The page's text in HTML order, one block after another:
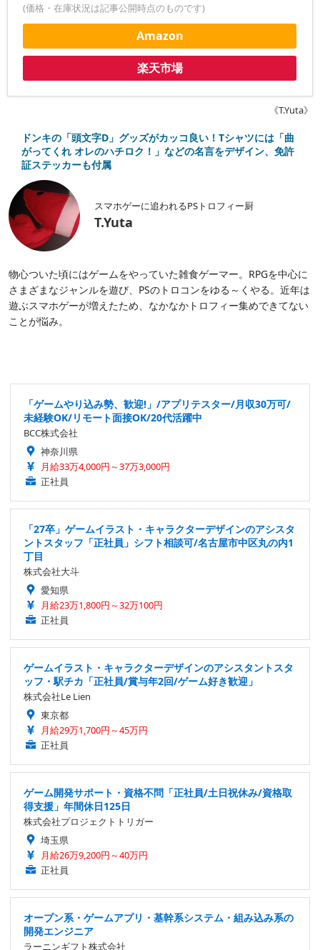
(価格・在庫状況は記事公開時点のものです)
Amazon
楽天市場
《T.Yuta》
ドンキの「頭文字D」グッズがカッコ良い！Tシャツには「曲
がってくれ オレのハチロク！」などの名言をデザイン、免許
証ステッカーも付属
スマホゲーに追われるPSトロフィー厨
T.Yuta
物心ついた頃にはゲームをやっていた雑食ゲーマー。RPGを中心に
さまざまなジャンルを遊び、PSのトロコンをゆる～くやる。近年は
遊ぶスマホゲーが増えたため、なかなかトロフィー集めできてない
ことが悩み。
「ゲームやり込み勢、歓迎!」/アプリテスター/月収30万可/
未経験OK/リモート面接OK/20代活躍中
BCC株式会社
神奈川県
月給33万4,000円～37万3,000円
正社員
「27卒」ゲームイラスト・キャラクターデザインのアシスタ
ントスタッフ「正社員」シフト相談可/名古屋市中区丸の内1
丁目
株式会社大斗
愛知県
月給23万1,800円～32万100円
正社員
ゲームイラスト・キャラクターデザインのアシスタントスタ
ッフ・駅チカ「正社員/賞与年2回/ゲーム好き歓迎」
株式会社Le Lien
東京都
月給29万1,700円～45万円
正社員
ゲーム開発サポート・資格不問「正社員/土日祝休み/資格取
得支援」年間休日125日
株式会社プロジェクトトリガー
埼玉県
月給26万9,200円～40万円
正社員
オープン系・ゲームアプリ・基幹系システム・組み込み系の
開発エンジニア
ラーニンギフト株式会社